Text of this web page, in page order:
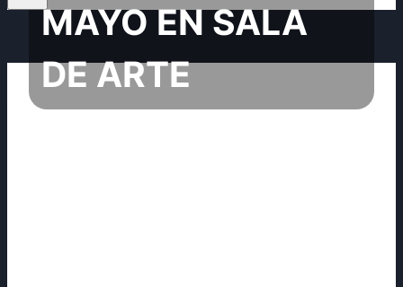
MAYO EN SALA
DE ARTE